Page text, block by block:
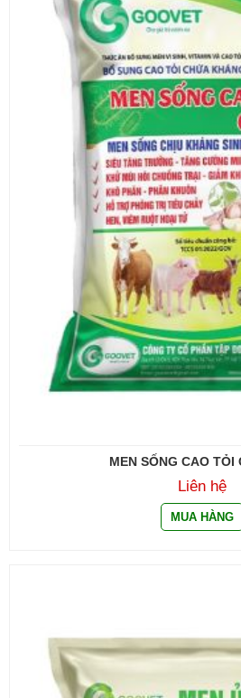
MEN SỐNG CAO TỎI
Liên hệ